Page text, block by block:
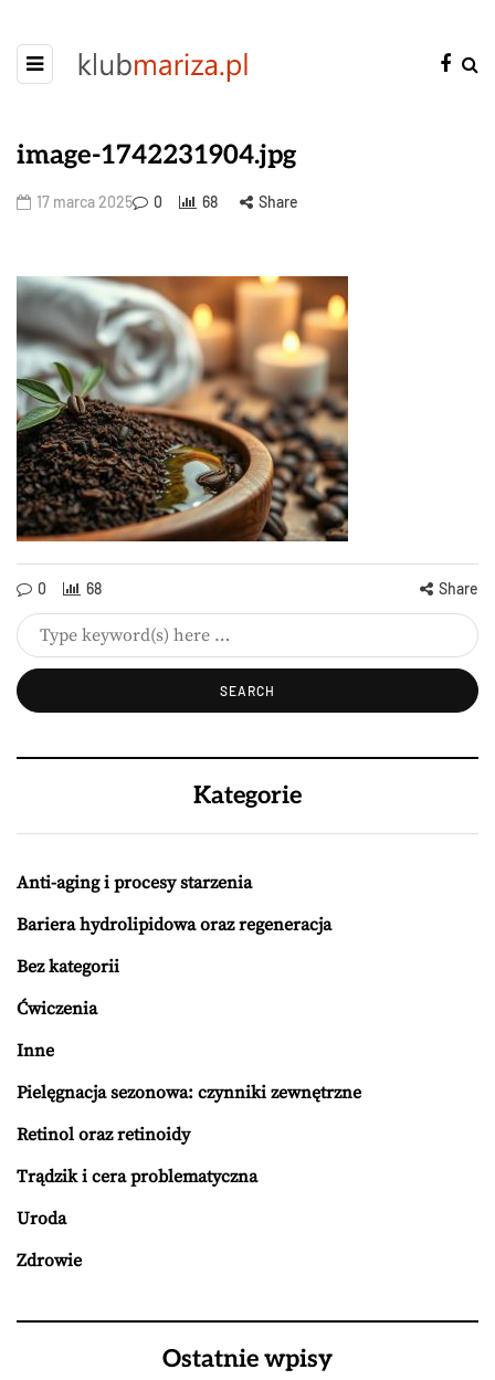
image-1742231904.jpg
17 marca 2025 0 68 Share
0 68 Share
Kategorie
Anti-aging i procesy starzenia
Bariera hydrolipidowa oraz regeneracja
Bez kategorii
Ćwiczenia
Inne
Pielęgnacja sezonowa: czynniki zewnętrzne
Retinol oraz retinoidy
Trądzik i cera problematyczna
Uroda
Zdrowie
Ostatnie wpisy